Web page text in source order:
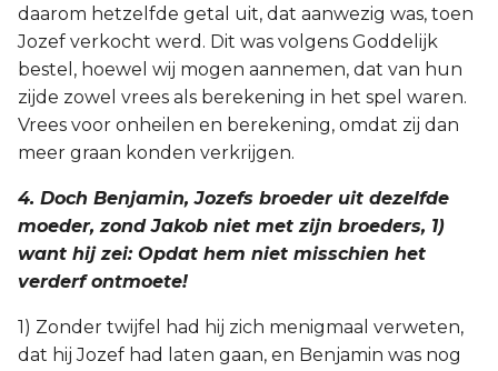
daarom hetzelfde getal uit, dat aanwezig was, toen
Jozef verkocht werd. Dit was volgens Goddelijk
bestel, hoewel wij mogen aannemen, dat van hun
zijde zowel vrees als berekening in het spel waren.
Vrees voor onheilen en berekening, omdat zij dan
meer graan konden verkrijgen.
4. Doch Benjamin, Jozefs broeder uit dezelfde
moeder, zond Jakob niet met zijn broeders, 1)
want hij zei: Opdat hem niet misschien het
verderf ontmoete!
1) Zonder twijfel had hij zich menigmaal verweten,
dat hij Jozef had laten gaan, en Benjamin was nog